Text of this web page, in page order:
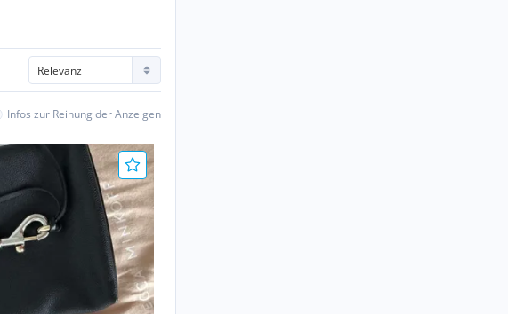
Infos zur Reihung der Anzeigen